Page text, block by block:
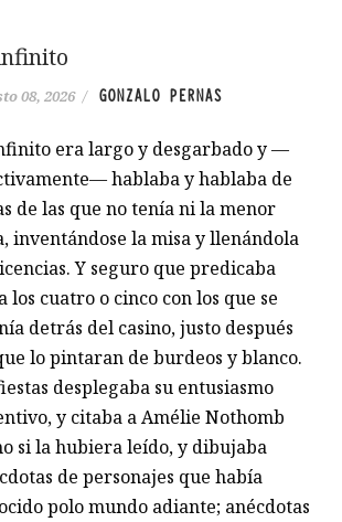
08, 2026 / GONZALO PERNAS
era largo y desgarbado y —
hablaba y hablaba de
de las que no tenía ni la menor
inventándose la misa y llenándola
Y seguro que predicaba
los cuatro o cinco con los que se
detrás del casino, justo después
lo pintaran de burdeos y blanco.
desplegaba su entusiasmo
y citaba a Amélie Nothomb
si la hubiera leído, y dibujaba
de personajes que había
polo mundo adiante; anécdotas